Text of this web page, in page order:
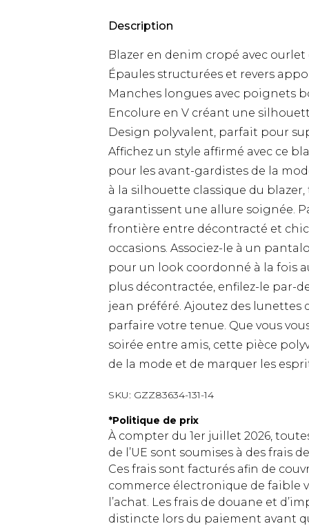
Description
Blazer en denim cropé avec
Épaules structurées et revers
Manches longues avec poignets
Encolure en V créant une
Design polyvalent, parfait pour
Affichez un style affirmé avec ce
pour les avant-gardistes de la
à la silhouette classique du
garantissent une allure soignée.
frontière entre décontracté et
occasions. Associez-le à un
pour un look coordonné à la fois
plus décontractée, enfilez-le par-
jean préféré. Ajoutez des
parfaire votre tenue. Que vous
soirée entre amis, cette pièce
de la mode et de marquer les
SKU: GZZ83634-131-14
*Politique de prix
À compter du 1er juillet 2026,
de l’UE sont soumises à des frais
Ces frais sont facturés afin de
commerce électronique de faible
l’achat. Les frais de douane et
distincte lors du paiement avant